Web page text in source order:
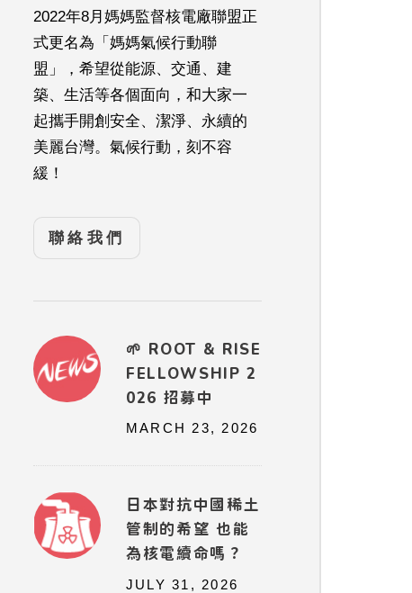
2022年8月媽媽監督核電廠聯盟正
式更名為「媽媽氣候行動聯
盟」，希望從能源、交通、建
築、生活等各個面向，和大家一
起攜手開創安全、潔淨、永續的
美麗台灣。氣候行動，刻不容
緩！
聯絡我們
🌱 ROOT & RISE
FELLOWSHIP 2
026 招募中
MARCH 23, 2026
日本對抗中國稀土
管制的希望 也能
為核電續命嗎？
JULY 31, 2026